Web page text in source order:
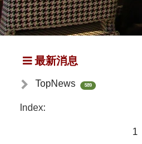
最新消息
TopNews 589
Index:
1